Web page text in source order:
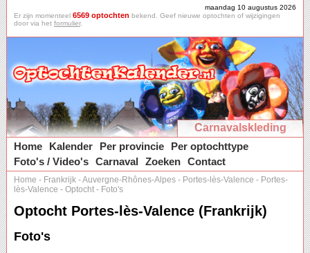
maandag 10 augustus 2026
Er zijn momenteel 6569 optochten bekend. Geef nieuwe optochten of wijzigingen
door via het formulier.
Carnavalskleding
Home
Kalender Per provincie
Per optochttype
Foto's / Video's Carnaval Zoeken Contact
Home - Frankrijk -Auvergne-Rhônes-Alpes - Portes-lès-Valence - Portes-
lès-Valence - Optocht - Foto's
Optocht Portes-lès-Valence (Frankrijk)
Foto's